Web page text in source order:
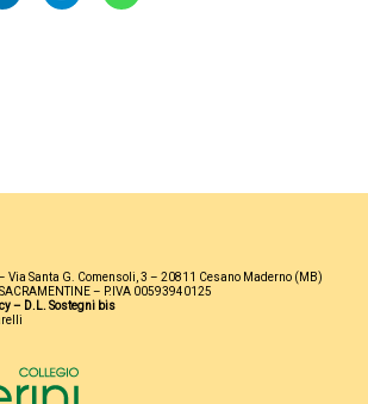
– Via Santa G. Comensoli, 3 – 20811 Cesano Maderno (MB)
– P.IVA 00593940125
– D.L. Sostegni bis